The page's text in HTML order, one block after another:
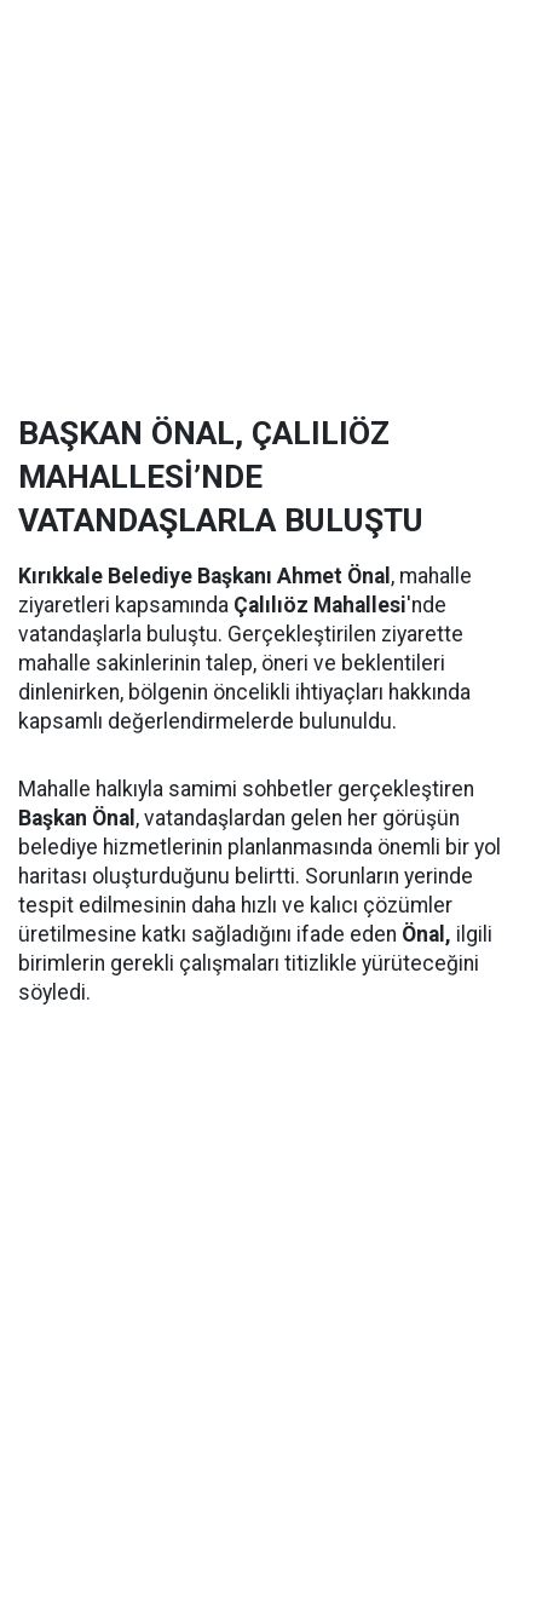
BAŞKAN ÖNAL, ÇALILIÖZ
MAHALLESİ’NDE
VATANDAŞLARLA BULUŞTU
Kırıkkale Belediye Başkanı Ahmet Önal , mahalle
ziyaretleri kapsamında Çalılıöz Mahallesi'nde
vatandaşlarla buluştu. Gerçekleştirilen ziyarette
mahalle sakinlerinin talep, öneri ve beklentileri
dinlenirken, bölgenin öncelikli ihtiyaçları hakkında
kapsamlı değerlendirmelerde bulunuldu.
Mahalle halkıyla samimi sohbetler gerçekleştiren
Başkan Önal , vatandaşlardan gelen her görüşün
belediye hizmetlerinin planlanmasında önemli bir yol
haritası oluşturduğunu belirtti. Sorunların yerinde
tespit edilmesinin daha hızlı ve kalıcı çözümler
üretilmesine katkı sağladığını ifade eden Önal, ilgili
birimlerin gerekli çalışmaları titizlikle yürüteceğini
söyledi.